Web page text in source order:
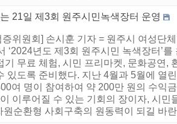
21일 제3회 원주시민녹색장터 운영
위원회] 손시훈 기자 = 원주시 여성단
‘2024년도 제3회 원주시민 녹색장터’
기 무료 체험, 시민 프리마켓, 문화공연,
있도록 준비했다. 지난 4월과 5월에 열
여 명이 참여하여 약 200만 원의 수익
이루어질 수 있는 기회의 장이자, 시민
원순환형 사회구축의 원동력이 되길 바